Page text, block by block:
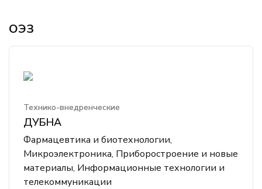
ОЭЗ
Технико-внедренческие
ДУБНА
Фармацевтика и биотехнологии,
Микроэлектроника, Приборостроение и новые
материалы, Информационные технологии и
телекоммуникации